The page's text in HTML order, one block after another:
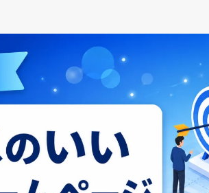
会社概要
制作実績
採用サイト
企業サイト
サービス・ブ
採用動画
企業動画
サービス
採用系サービス
採用サイト制作
採用動画制作
採用パンフレッ
企業・営業系
企業サイト制作
YouTube動画制作
企業動画制作
社員紹介
お役立ち情報